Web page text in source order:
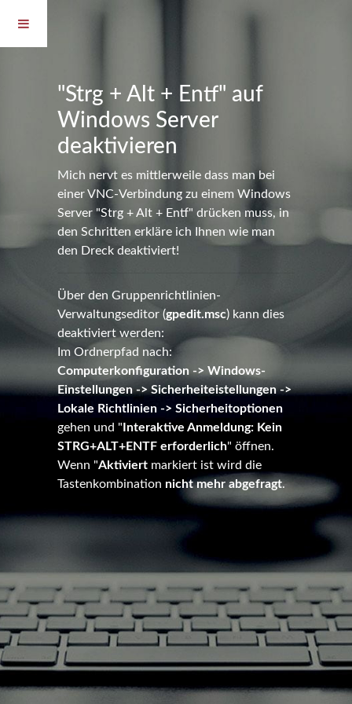
"Strg + Alt + Entf" auf
Windows Server
deaktivieren
Mich nervt es mittlerweile dass man bei
einer VNC-Verbindung zu einem Windows
Server "Strg + Alt + Entf" drücken muss, in
den Schritten erkläre ich Ihnen wie man
den Dreck deaktiviert!
Über den Gruppenrichtlinien-
Verwaltungseditor (gpedit.msc) kann dies
deaktiviert werden:
Im Ordnerpfad nach:
Computerkonfiguration -> Windows-
Einstellungen -> Sicherheiteistellungen ->
Lokale Richtlinien -> Sicherheitoptionen
gehen und " Interaktive Anmeldung: Kein
STRG+ALT+ENTF erforderlich" öffnen.
Wenn "Aktiviert markiert ist wird die
Tastenkombination nicht mehr abgefragt.